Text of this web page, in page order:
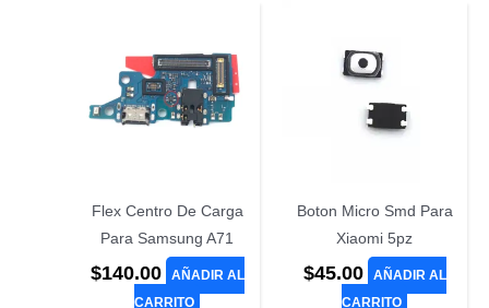
Flex Centro De Carga
Para Samsung A71
$140.00
AÑADIR AL
CARRITO
Boton Micro Smd Para
Xiaomi 5pz
$45.00
AÑADIR AL
CARRITO